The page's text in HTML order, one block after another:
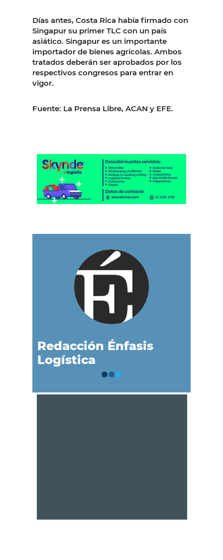
Días antes, Costa Rica había firmado con
Singapur su primer TLC con un país
asiático. Singapur es un importante
importador de bienes agrícolas. Ambos
tratados deberán ser aprobados por los
respectivos congresos para entrar en
vigor.
Fuente: La Prensa Libre, ACAN y EFE.
Redacción Énfasis
Logística